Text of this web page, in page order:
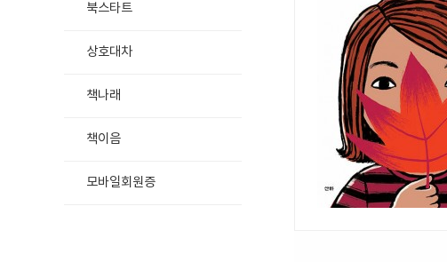
북스타트
상호대차
책나래
책이음
모바일회원증